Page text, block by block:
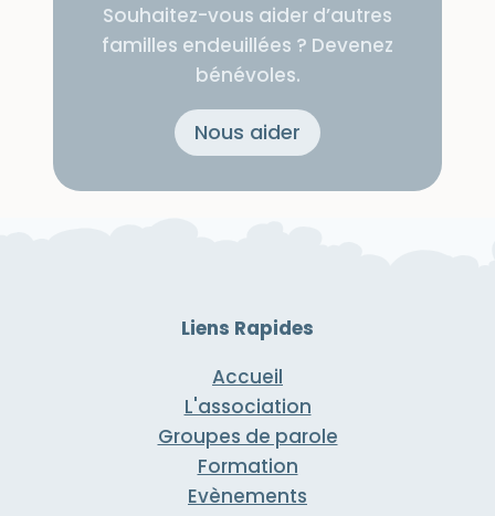
Souhaitez-vous aider d’autres
familles endeuillées ? Devenez
bénévoles.
Nous aider
Liens Rapides
Accueil
L'association
Groupes de parole
Formation
Evènements